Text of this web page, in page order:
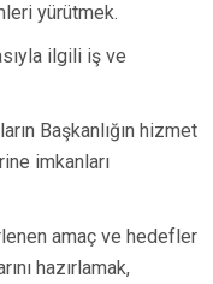
yürütmek.
ilgili iş ve
Başkanlığın hizmet
imkanları
amaç ve hedefler
hazırlamak,